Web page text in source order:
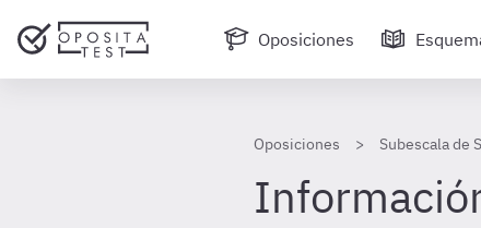
Oposiciones
Oposiciones Subescala de